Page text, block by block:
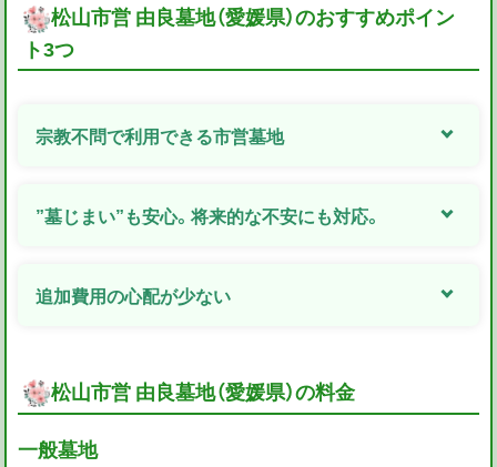
松山市営 由良墓地（愛媛県）のおすすめポイン
ト3つ
宗教不問で利用できる市営墓地
”墓じまい”も安心。将来的な不安にも対応。
追加費用の心配が少ない
松山市営 由良墓地（愛媛県）の料金
一般墓地